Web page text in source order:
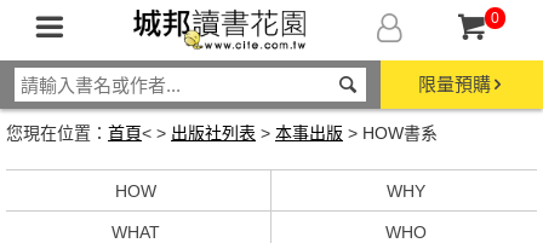
0
限量預購
您現在位置： 首頁< > 出版社列表 > 本事出版 > HOW書系
HOW WHY
WHAT WHO